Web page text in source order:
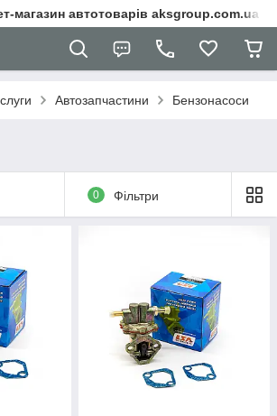
магазин автотоварів aksgroup.com.ua
Автозапчастини Бензонасоси
0 Фільтри